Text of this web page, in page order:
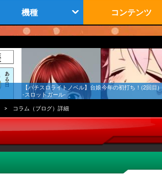
機種 コンテンツ
【パチスロライトノベル】台娘
-スロットガール-
今年の初打ち！(2回目)
コラム（ブログ）詳細